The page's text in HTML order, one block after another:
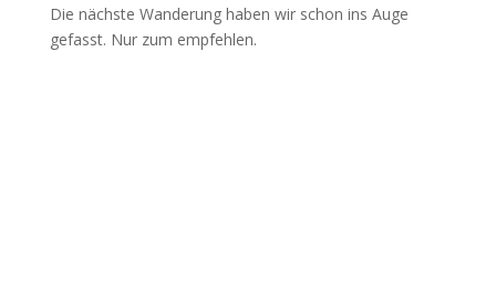
Die nächste Wanderung haben wir schon ins Auge
gefasst. Nur zum empfehlen.